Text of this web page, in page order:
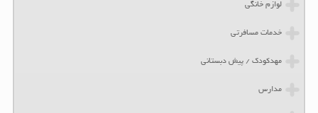
لوازم خانگی
خدمات مسافرتی
مهدکودک / پیش دبستانی
مدارس